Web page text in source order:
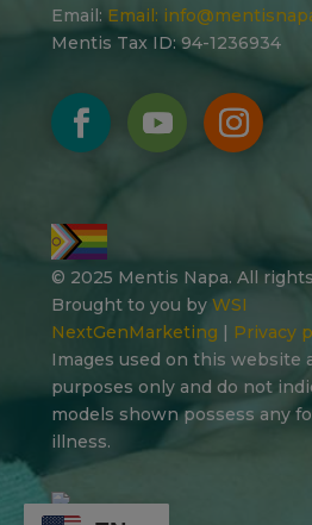
Email: Email:
Mentis Tax ID: 94-1236934
© 2025 Mentis Napa. All
Brought to you byWSI
NextGenMarketing | Privacy
Images used on this website
purposes only and do not
models shown possess any
illness.